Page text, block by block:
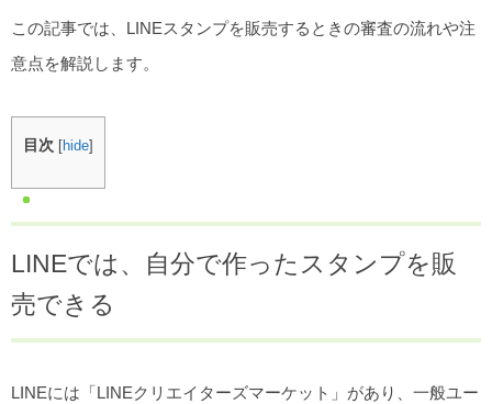
この記事では、LINEスタンプを販売するときの審査の流れや注
意点を解説します。
目次 [hide]
LINEでは、自分で作ったスタンプを販
売できる
LINEには「LINEクリエイターズマーケット」があり、一般ユー